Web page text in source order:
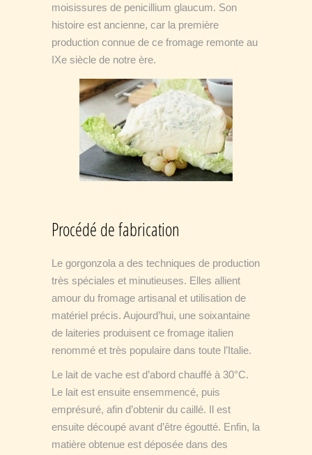
moisissures de penicillium glaucum. Son
histoire est ancienne, car la première
production connue de ce fromage remonte au
IXe siècle de notre ère.
Procédé de fabrication
Le gorgonzola a des techniques de production
très spéciales et minutieuses. Elles allient
amour du fromage artisanal et utilisation de
matériel précis. Aujourd’hui, une soixantaine
de laiteries produisent ce fromage italien
renommé et très populaire dans toute l’Italie.
Le lait de vache est d’abord chauffé à 30°C.
Le lait est ensuite ensemmencé, puis
emprésuré, afin d’obtenir du caillé. Il est
ensuite découpé avant d’être égoutté. Enfin, la
matière obtenue est déposée dans des